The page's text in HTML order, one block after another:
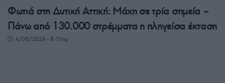
Φωτιά στη Δυτική Αττική: Μάχη σε τρία σημεία –
Πάνω από 130.000 στρέμματα η πληγείσα έκταση
4/08/2026 - 8:10πμ